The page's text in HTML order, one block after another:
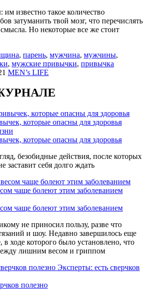
известно такое количество
затуманить твой мозг, что перечислять
Но некоторые все же стоит
, парень, мужчина, мужчины,
, мужские привычки, привычка
MEN’s LIFE
которые опасны для здоровья
которые опасны для здоровья
безобидные действия, после которых
заставит себя долго ждать
чаще болеют этим заболеванием
чаще болеют этим заболеванием
не приносил пользу, разве что
и шоу. Недавно завершилось еще
в ходе которого было установлено, что
лишним весом и гриппом
Эксперты: есть сверчков
полезно